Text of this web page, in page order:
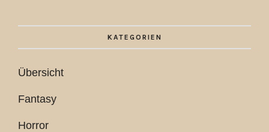
KATEGORIEN
Übersicht
Fantasy
Horror